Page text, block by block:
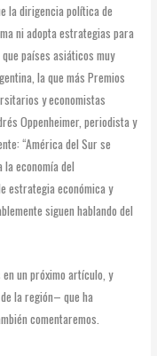
la dirigencia política de
ni adopta estrategias para
países asiáticos muy
la que más Premios
y economistas
Oppenheimer, periodista y
“América del Sur se
economía del
estrategia económica y
siguen hablando del
un próximo artículo, y
la región– que ha
comentaremos.